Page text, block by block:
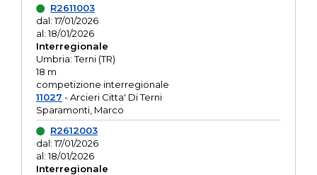
R2611003
dal: 17/01/2026
al: 18/01/2026
Interregionale
Umbria: Terni (TR)
18 m
competizione interregionale
11027 - Arcieri Citta' Di Terni
Sparamonti, Marco
R2612003
dal: 17/01/2026
al: 18/01/2026
Interregionale